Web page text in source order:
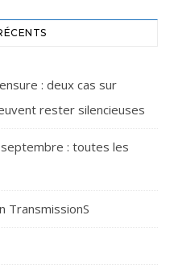
: deux cas sur
rester silencieuses
: toutes les
TransmissionS